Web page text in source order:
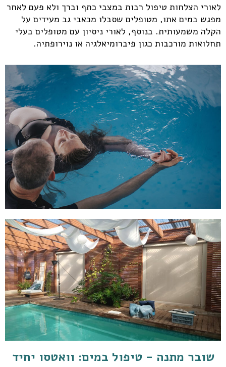
לאורי הצלחות טיפול רבות במצבי כתף וברך ולא פעם לאחר
מפגש במים אתו, מטופלים שסבלו מכאבי גב מעידים על
הקלה משמעותית. בנוסף, לאורי ניסיון עם מטופלים בעלי
תחלואות מורכבות כגון פיברומיאלגיה או נוירופתיה.
שובר מתנה - טיפול במים: וואטסו יחיד